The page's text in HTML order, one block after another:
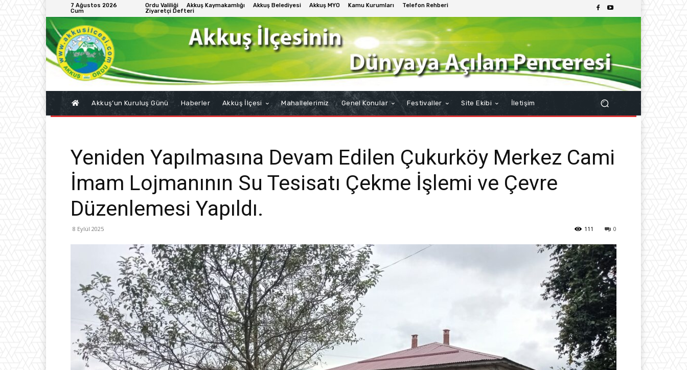
7 Ağustos 2026
Cum
Ordu Valiliği Akkuş Kaymakamlığı Akkuş Belediyesi Akkuş MYO Kamu Kurumları
Telefon Rehberi
Ziyaretçi Defteri
Akkuş’un Kuruluş Günü Haberler Akkuş İlçesi Mahallelerimiz Genel Konular Festivaller Site Ekibi İletişim
Yeniden Yapılmasına Devam Edilen Çukurköy Merkez Cami
İmam Lojmanının Su Tesisatı Çekme İşlemi ve Çevre
Düzenlemesi Yapıldı.
8 Eylül 2025 0
111